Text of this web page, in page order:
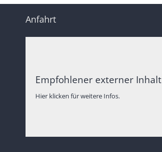
Anfahrt
Empfohlener externer Inhalt
Hier klicken für weitere Infos.